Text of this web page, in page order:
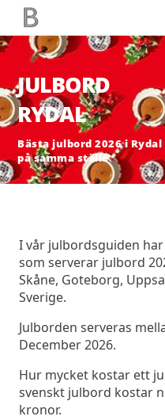
JULBORD
RYDAL
Bästa julbord 2026 i Rydal
på samma ställe
I vår julbordsguiden
som serverar julbord
Skåne, Goteborg,
Sverige.
Julborden serveras
December 2026.
Hur mycket kostar ett
svenskt julbord kostar
kronor.